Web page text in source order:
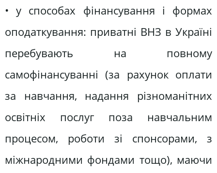
• у способах фінансування і формах
оподаткування: приватні ВНЗ в Україні
перебувають на повному
самофінансуванні (за рахунок оплати
за навчання, надання різноманітних
освітніх послуг поза навчальним
процесом, роботи зі спонсорами, з
міжнародними фондами тощо), маючи